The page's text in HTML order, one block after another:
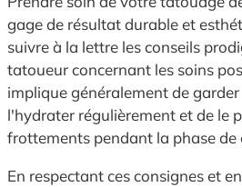
gage de résultat durable et
suivre à la lettre les conseils
tatoueur concernant les soins
implique généralement de
l'hydrater régulièrement et de le
frottements pendant la phase de
En respectant ces consignes et